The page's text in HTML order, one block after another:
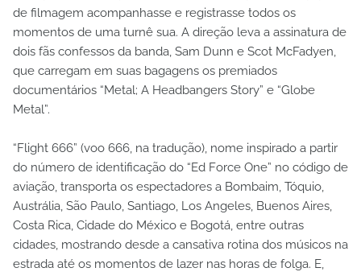
de filmagem acompanhasse e registrasse todos os
momentos de uma turnê sua. A direção leva a assinatura de
dois fãs confessos da banda, Sam Dunn e Scot McFadyen,
que carregam em suas bagagens os premiados
documentários “Metal; A Headbangers Story” e “Globe
Metal”.
“Flight 666” (voo 666, na tradução), nome inspirado a partir
do número de identificação do “Ed Force One” no código de
aviação, transporta os espectadores a Bombaim, Tóquio,
Austrália, São Paulo, Santiago, Los Angeles, Buenos Aires,
Costa Rica, Cidade do México e Bogotá, entre outras
cidades, mostrando desde a cansativa rotina dos músicos na
estrada até os momentos de lazer nas horas de folga. E,